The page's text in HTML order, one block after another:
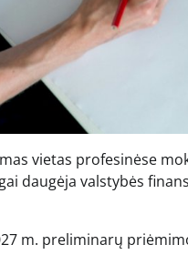
vietas profesinėse
daugėja valstybės
m. preliminarų